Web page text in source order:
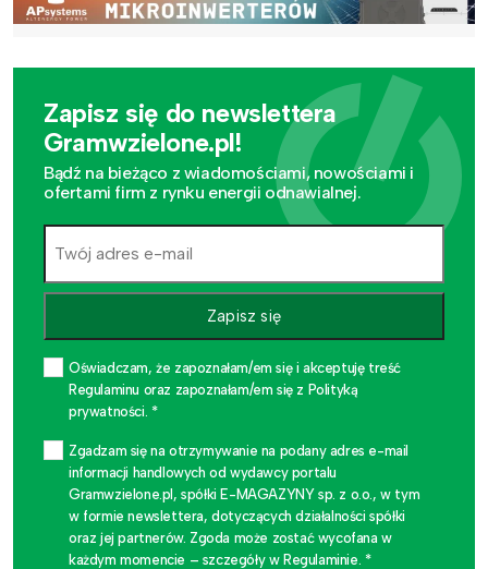
Zapisz się do newslettera
Gramwzielone.pl!
Bądź na bieżąco z wiadomościami, nowościami i
ofertami firm z rynku energii odnawialnej.
Zapisz się
Oświadczam, że zapoznałam/em się i akceptuję treść
Regulaminu oraz zapoznałam/em się z Polityką
prywatności. *
Zgadzam się na otrzymywanie na podany adres e-mail
informacji handlowych od wydawcy portalu
Gramwzielone.pl, spółki E-MAGAZYNY sp. z o.o., w tym
w formie newslettera, dotyczących działalności spółki
oraz jej partnerów. Zgoda może zostać wycofana w
każdym momencie – szczegóły w Regulaminie. *